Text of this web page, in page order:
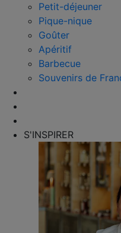
Petit-déjeuner
Pique-nique
Goûter
Apéritif
Barbecue
Souvenirs de
S'INSPIRER